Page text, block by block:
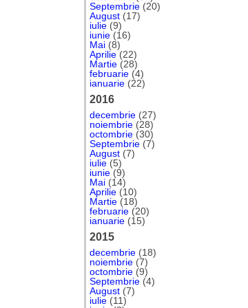
Septembrie (20)
August (17)
iulie (9)
iunie (16)
Mai (8)
Aprilie (22)
Martie (28)
februarie (4)
ianuarie (22)
2016
decembrie (27)
noiembrie (28)
octombrie (30)
Septembrie (7)
August (7)
iulie (5)
iunie (9)
Mai (14)
Aprilie (10)
Martie (18)
februarie (20)
ianuarie (15)
2015
decembrie (18)
noiembrie (7)
octombrie (9)
Septembrie (4)
August (7)
iulie (11)